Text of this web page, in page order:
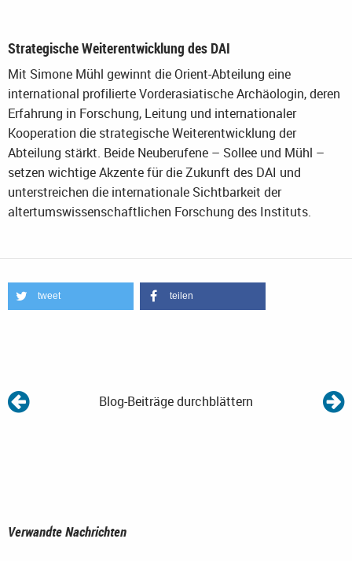
Strategische Weiterentwicklung des DAI
Mit Simone Mühl gewinnt die Orient-Abteilung eine
international profilierte Vorderasiatische Archäologin, deren
Erfahrung in Forschung, Leitung und internationaler
Kooperation die strategische Weiterentwicklung der
Abteilung stärkt. Beide Neuberufene – Sollee und Mühl –
setzen wichtige Akzente für die Zukunft des DAI und
unterstreichen die internationale Sichtbarkeit der
altertumswissenschaftlichen Forschung des Instituts.
tweet teilen
Blog-Beiträge durchblättern
Verwandte Nachrichten